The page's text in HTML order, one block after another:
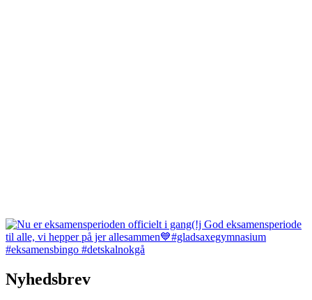
Nyhedsbrev